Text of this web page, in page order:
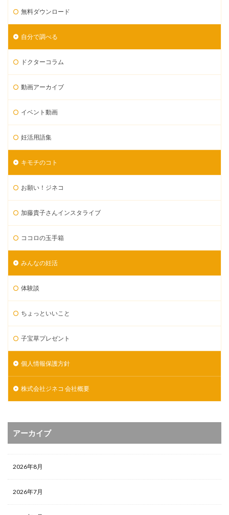
無料ダウンロード
自分で調べる
ドクターコラム
動画アーカイブ
イベント動画
妊活用語集
キモチのコト
お願い！ジネコ
加藤貴子さんインスタライブ
ココロの玉手箱
みんなの妊活
体験談
ちょっといいこと
子宝草プレゼント
個人情報保護方針
株式会社ジネコ 会社概要
アーカイブ
2026年8月
2026年7月